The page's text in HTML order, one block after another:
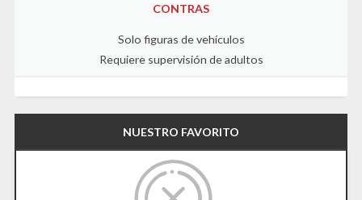
CONTRAS
Solo figuras de vehículos
Requiere supervisión de adultos
NUESTRO FAVORITO